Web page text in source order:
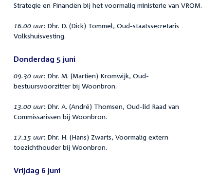
Strategie en Financiën bij het voormalig ministerie van VROM.
16.00 uur: Dhr. D. (Dick) Tommel, Oud-staatssecretaris
Volkshuisvesting.
Donderdag 5 juni
09.30 uur: Dhr. M. (Martien) Kromwijk, Oud-
bestuursvoorzitter bij Woonbron.
13.00 uur: Dhr. A. (André) Thomsen, Oud-lid Raad van
Commissarissen bij Woonbron.
17.15 uur: Dhr. H. (Hans) Zwarts, Voormalig extern
toezichthouder bij Woonbron.
Vrijdag 6 juni